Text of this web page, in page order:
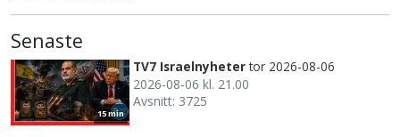
Senaste
15 min
TV7 Israelnyheter tor 2026-08-06
2026-08-06 kl. 21.00
Avsnitt: 3725